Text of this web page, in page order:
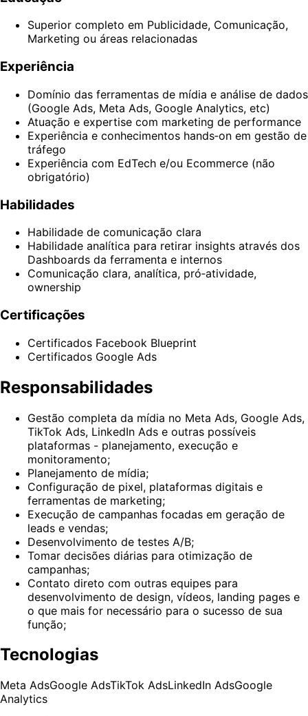
Superior completo em Publicidade, Comunicação,
Marketing ou áreas relacionadas
Experiência
Domínio das ferramentas de mídia e análise de dados
(Google Ads, Meta Ads, Google Analytics, etc)
Atuação e expertise com marketing de performance
Experiência e conhecimentos hands‑on em gestão de
tráfego
Experiência com EdTech e/ou Ecommerce (não
obrigatório)
Habilidades
Habilidade de comunicação clara
Habilidade analítica para retirar insights através dos
Dashboards da ferramenta e internos
Comunicação clara, analítica, pró‑atividade,
ownership
Certificações
Certificados Facebook Blueprint
Certificados Google Ads
Responsabilidades
Gestão completa da mídia no Meta Ads, Google Ads,
TikTok Ads, LinkedIn Ads e outras possíveis
plataformas - planejamento, execução e
monitoramento;
Planejamento de mídia;
Configuração de pixel, plataformas digitais e
ferramentas de marketing;
Execução de campanhas focadas em geração de
leads e vendas;
Desenvolvimento de testes A/B;
Tomar decisões diárias para otimização de
campanhas;
Contato direto com outras equipes para
desenvolvimento de design, vídeos, landing pages e
o que mais for necessário para o sucesso de sua
função;
Tecnologias
Meta AdsGoogle AdsTikTok AdsLinkedIn AdsGoogle
Analytics